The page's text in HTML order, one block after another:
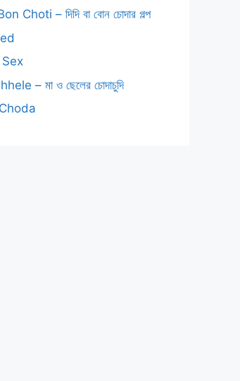
Choti – দিদি বা বোন চোদার গল্প
– মা ও ছেলের চোদাচুদি